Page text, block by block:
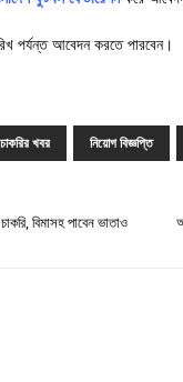
পর্যন্ত আবেদন করতে পারবেন।
চাকরির খবর নিয়োগ বিজ্ঞপ্তি
বিমাসহ পাবেন ভাতাও